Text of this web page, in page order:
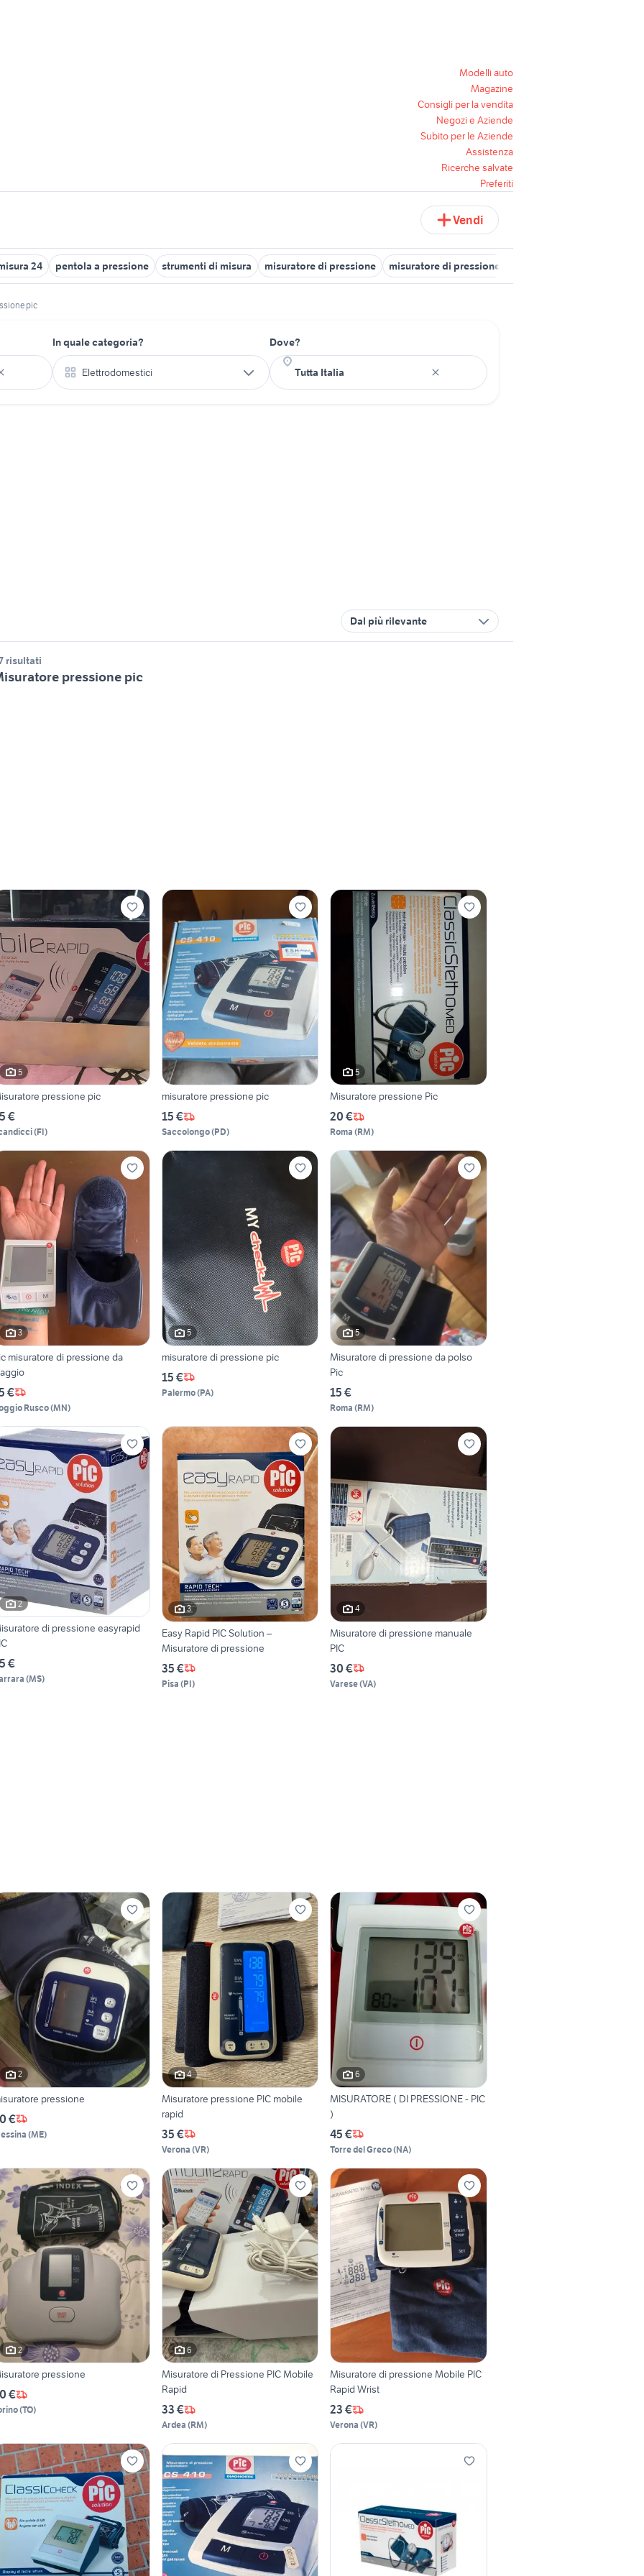
Modelli auto
Magazine
Consigli per la vendita
Negozi e Aziende
Subito per le Aziende
Assistenza
Ricerche salvate
Preferiti
Vendi
24 pentola a pressione strumenti di misura misuratore di pressione misuratore di pressione microlife
pic
In quale categoria?
Elettrodomestici
Dove?
Dal più rilevante
risultati
pressione pic
5
pressione pic
€
(FI)
misuratore pressione pic
15 €
Saccolongo(PD)
5
Misuratore pressione Pic
20 €
Roma (RM)
3
misuratore di pressione da
€
Rusco(MN)
5
misuratore di pressione pic
15 €
Palermo(PA)
5
Misuratore di pressione da polso
Pic
15 €
Roma (RM)
2
di pressione easyrapid
€
(MS)
3
Easy Rapid PIC Solution –
Misuratore di pressione
35 €
Pisa (PI)
4
Misuratore di pressione manuale
PIC
30 €
Varese(VA)
2
pressione
€
(ME)
4
Misuratore pressione PIC mobile
rapid
35 €
Verona (VR)
6
MISURATORE ( DI PRESSIONE - PIC
)
45 €
Torre del Greco(NA)
2
pressione
€
(TO)
6
Misuratore di Pressione PIC Mobile
Rapid
33 €
Ardea (RM)
Misuratore di pressione Mobile PIC
Rapid Wrist
23 €
Verona (VR)